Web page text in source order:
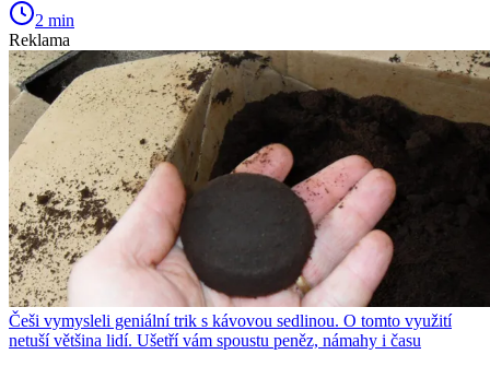
2 min
Reklama
Češi vymysleli geniální trik s kávovou sedlinou. O tomto využití
netuší většina lidí. Ušetří vám spoustu peněz, námahy i času